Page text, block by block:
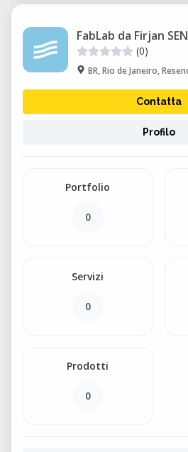
FabLab da Firjan
(0)
BR, Rio de Janeiro,
Contatta
Profilo
Portfolio
0
Servizi
0
Prodotti
0